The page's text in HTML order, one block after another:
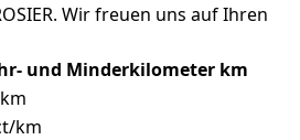
Wir freuen uns auf Ihren
und Minderkilometer km
km